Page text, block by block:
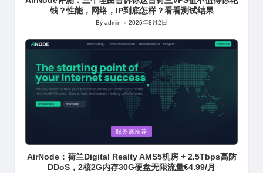
钱？性能，网络，IP到底怎样？看看测试结果
Posted
Byadmin 2026年8月2日
in
服务器推荐
AirNode：荷兰Digital Realty AMS5机房 + 2.5Tbps高防
DDoS，2核2G内存30G硬盘无限流量€4.99/月